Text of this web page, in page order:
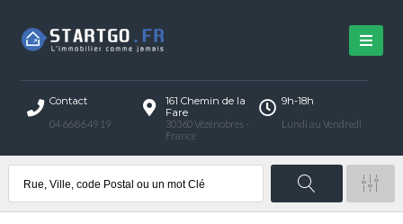
Contact
04 66 86 49 19
161 Chemin de la
Fare
30360 Vézénobres -
France
9h-18h
Lundi au Vendredi